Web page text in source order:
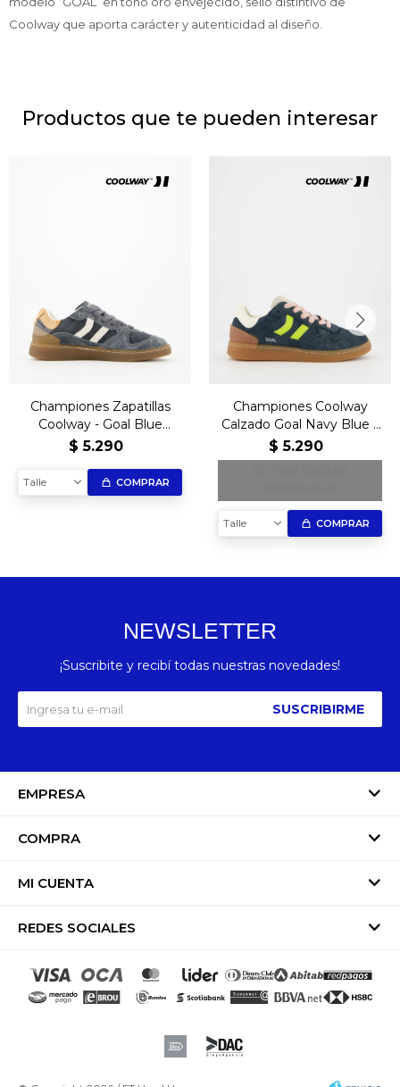
Coolway que aporta carácter y autenticidad al diseño.
Productos que te pueden interesar
Championes Zapatillas
Coolway - Goal Blue
Horizon
$ 5.290
Talle COMPRAR
Championes Coolway
Calzado Goal Navy Blue –
Edición Exclusiva
$ 5.290
Talle COMPRAR
EMPRESA
COMPRA
MI CUENTA
REDES SOCIALES
NEWSLETTER
¡Suscribite y recibí todas nuestras novedades!
SUSCRIBIRME